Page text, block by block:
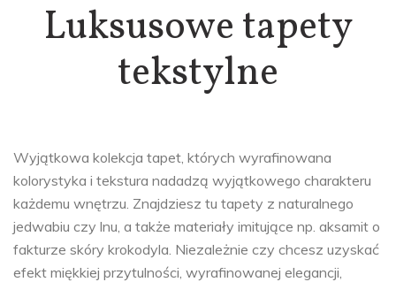
Luksusowe tapety
tekstylne
Wyjątkowa kolekcja tapet, których wyrafinowana
kolorystyka i tekstura nadadzą wyjątkowego charakteru
każdemu wnętrzu. Znajdziesz tu tapety z naturalnego
jedwabiu czy lnu, a także materiały imitujące np. aksamit o
fakturze skóry krokodyla. Niezależnie czy chcesz uzyskać
efekt miękkiej przytulności, wyrafinowanej elegancji,